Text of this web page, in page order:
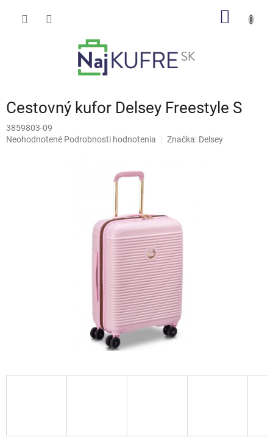
Cestovný kufor Delsey Freestyle S
3859803-09
Priemerné
Neohodnotené Podrobnosti hodnotenia Značka: Delsey